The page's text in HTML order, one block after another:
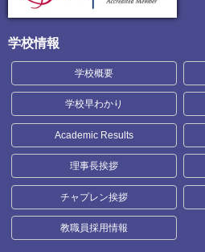
学校情報
学校概要
学校早わかり
Academic Results
理事長挨拶
チャプレン挨拶
教職員採用情報